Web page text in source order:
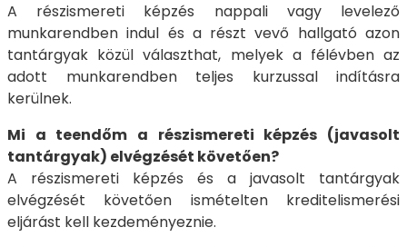
A részismereti képzés nappali vagy levelező
munkarendben indul és a részt vevő hallgató azon
tantárgyak közül választhat, melyek a félévben az
adott munkarendben teljes kurzussal indításra
kerülnek.
Mi a teendőm a részismereti képzés (javasolt
tantárgyak) elvégzését követően?
A részismereti képzés és a javasolt tantárgyak
elvégzését követően ismételten kreditelismerési
eljárást kell kezdeményeznie.